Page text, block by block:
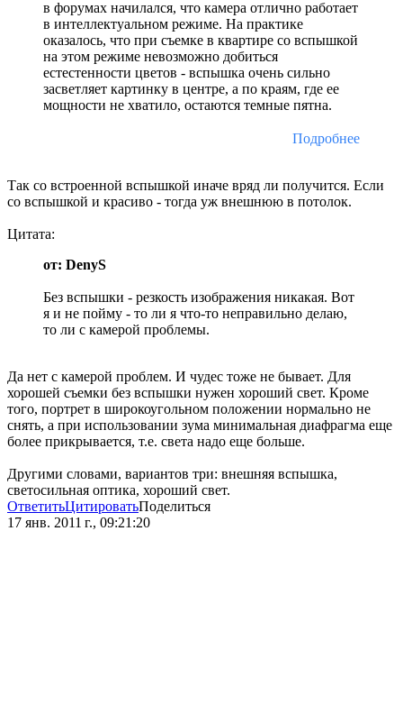
в форумах начилался, что камера отлично работает
в интеллектуальном режиме. На практике
оказалось, что при съемке в квартире со вспышкой
на этом режиме невозможно добиться
естестенности цветов - вспышка очень сильно
засветляет картинку в центре, а по краям, где ее
мощности не хватило, остаются темные пятна.
Подробнее
Так со встроенной вспышкой иначе вряд ли получится. Если
со вспышкой и красиво - тогда уж внешнюю в потолок.
Цитата:
от: DenyS
Без вспышки - резкость изображения никакая. Вот
я и не пойму - то ли я что-то неправильно делаю,
то ли с камерой проблемы.
Да нет с камерой проблем. И чудес тоже не бывает. Для
хорошей съемки без вспышки нужен хороший свет. Кроме
того, портрет в широкоугольном положении нормально не
снять, а при использовании зума минимальная диафрагма еще
более прикрывается, т.е. света надо еще больше.
Другими словами, вариантов три: внешняя вспышка,
светосильная оптика, хороший свет.
ОтветитьЦитироватьПоделиться
17 янв. 2011 г., 09:21:20